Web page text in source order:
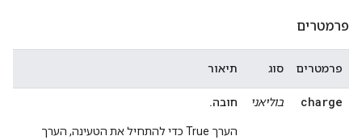
פרמטרים
פרמטרים סוג תיאור
charge בוליאני חובה.
הערך True כדי להתחיל את הטעינה, הערך